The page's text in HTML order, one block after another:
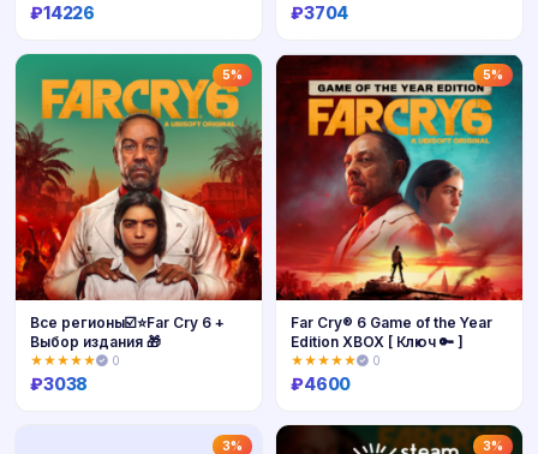
₽14226
Купить
₽3704
5%
Все регионы☑️⭐Far Cry 6 +
Выбор издания 🎁
★★★★★ 0
₽3038
5%
Купить
Far Cry® 6 Game of the Year
Edition XBOX [ Ключ 🔑 ]
★★★★★ 0
₽4600
3% 3%